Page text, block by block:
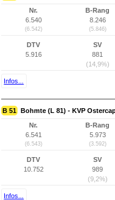
Nr.
6.540
(6.542)
B-Rang
8.246
(5.846)
DTV
5.916
SV
881
(14,9%)
Infos...
B 51 Bohmte (L 81) - KVP
Nr.
6.541
(6.543)
B-Rang
5.973
(3.592)
DTV
10.752
SV
989
(9,2%)
Infos...